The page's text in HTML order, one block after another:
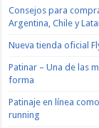
Consejos para
Argentina, Chile y
Nueva tienda oficial
Patinar – Una de las
forma
Patinaje en línea
running